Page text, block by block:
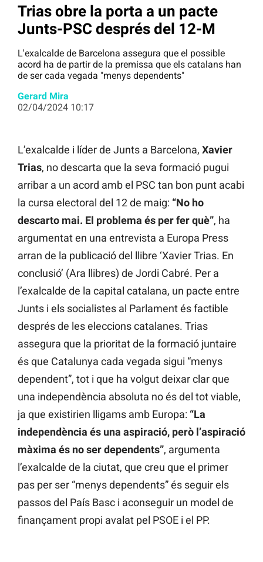
Trias obre la porta a un pacte
Junts-PSC després del 12-M
L'exalcalde de Barcelona assegura que el possible
acord ha de partir de la premissa que els catalans han
de ser cada vegada "menys dependents"
Gerard Mira
02/04/2024 10:17
L’exalcalde i líder de Junts a Barcelona, Xavier
Trias, no descarta que la seva formació pugui
arribar a un acord amb el PSC tan bon punt acabi
la cursa electoral del 12 de maig: “No ho
descarto mai. El problema és per fer què”, ha
argumentat en una entrevista a Europa Press
arran de la publicació del llibre ‘Xavier Trias. En
conclusió’ (Ara llibres) de Jordi Cabré. Per a
l’exalcalde de la capital catalana, un pacte entre
Junts i els socialistes al Parlament és factible
després de les eleccions catalanes. Trias
assegura que la prioritat de la formació juntaire
és que Catalunya cada vegada sigui “menys
dependent”, tot i que ha volgut deixar clar que
una independència absoluta no és del tot viable,
ja que existirien lligams amb Europa: “La
independència és una aspiració, però l’aspiració
màxima és no ser dependents”, argumenta
l’exalcalde de la ciutat, que creu que el primer
pas per ser “menys dependents” és seguir els
passos del País Basc i aconseguir un model de
finançament propi avalat pel PSOE i el PP.